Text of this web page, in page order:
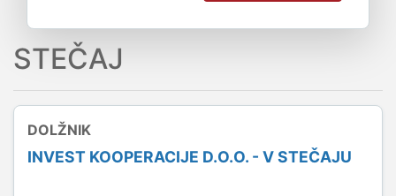
STEČAJ
DOLŽNIK
INVEST KOOPERACIJE D.O.O. - V STEČAJU